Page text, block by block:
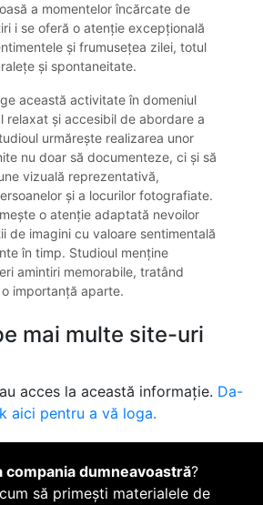
a momentelor încărcate de
i se oferă o atenție excepțională
și frumusețea zilei, totul
și spontaneitate.
această activitate în domeniul
relaxat și accesibil de abordare a
urmărește realizarea unor
nu doar să documenteze, ci și să
vizuală reprezentativă,
și a locurilor fotografiate.
o atenție adaptată nevoilor
de imagini cu valoare sentimentală
în timp. Studioul menține
amintiri memorabile, tratând
importanță aparte.
mai multe site-uri
acces la această informație. Da-
aici pentru a vă loga.
compania dumneavoastră?
să primești materialele de